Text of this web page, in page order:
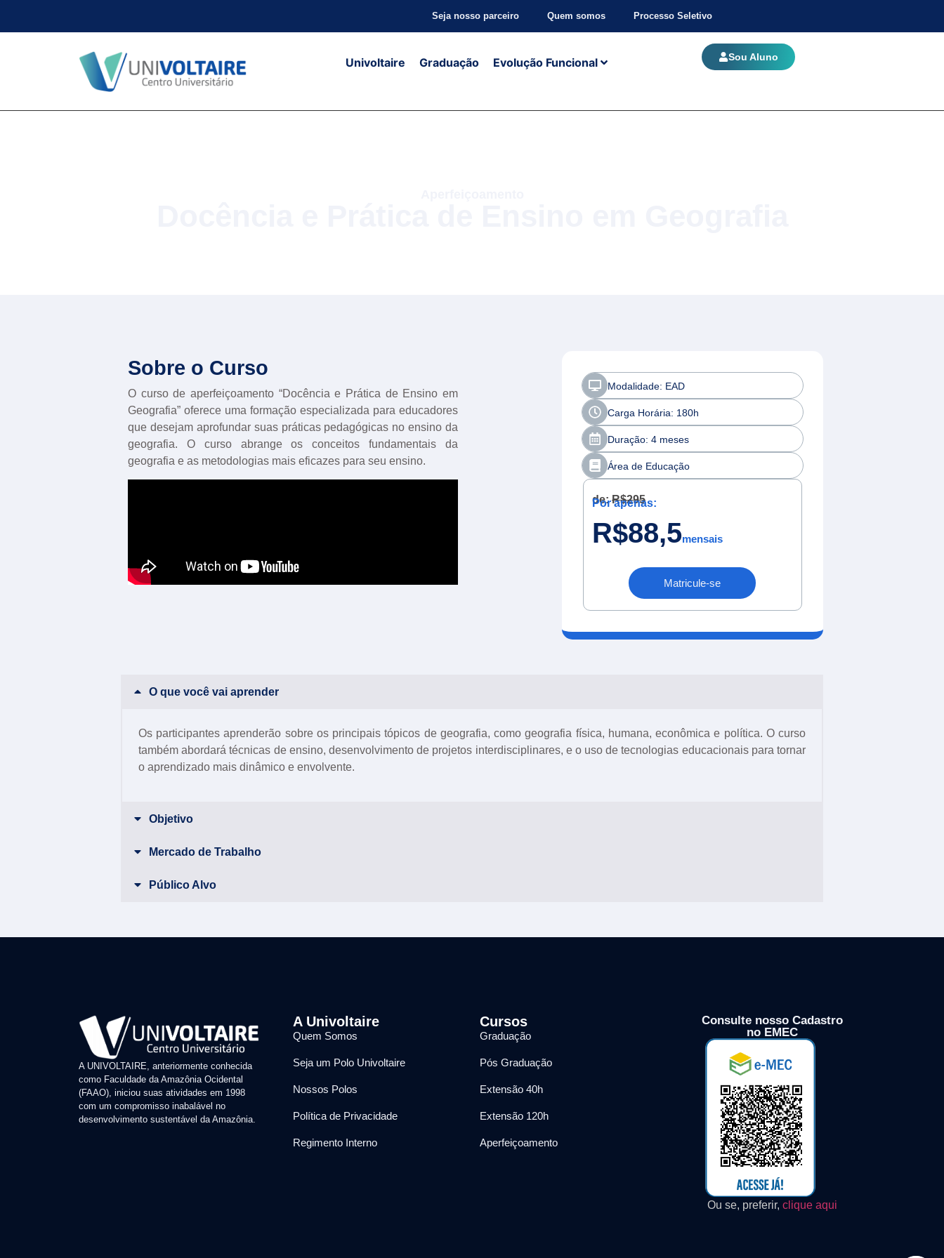
Seja nosso parceiro Quem somos Processo Seletivo
Univoltaire Graduação Evolução Funcional Sou Aluno
Sobre o Curso
O curso de aperfeiçoamento “Docência e Prática de Ensino em
Geografia” oferece uma formação especializada para educadores
que desejam aprofundar suas práticas pedagógicas no ensino da
geografia. O curso abrange os conceitos fundamentais da
geografia e as metodologias mais eficazes para seu ensino.
Modalidade: EAD
Carga Horária: 180h
Duração: 4 meses
Área de Educação
de:R$295
Por apenas:
R$88,5mensais
Matricule-se
O que você vai aprender
Os participantes aprenderão sobre os principais tópicos de geografia, como geografia física, humana, econômica e política. O curso
também abordará técnicas de ensino, desenvolvimento de projetos interdisciplinares, e o uso de tecnologias educacionais para tornar
o aprendizado mais dinâmico e envolvente.
Objetivo
Mercado de Trabalho
Público Alvo
A UNIVOLTAIRE, anteriormente conhecida
como Faculdade da Amazônia Ocidental
(FAAO), iniciou suas atividades em 1998
com um compromisso inabalável no
desenvolvimento sustentável da Amazônia.
A Univoltaire
Quem Somos
Seja um Polo Univoltaire
Nossos Polos
Política de Privacidade
Regimento Interno
Cursos
Graduação
Pós Graduação
Extensão 40h
Extensão 120h
Aperfeiçoamento
Consulte nosso Cadastro
no EMEC
Ou se, preferir,clique aqui